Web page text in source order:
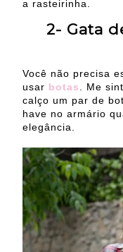
a rasteirinha.
2- Gata
Você não precisa
usar botas
. Me
calço um par de
have no armário
elegância.